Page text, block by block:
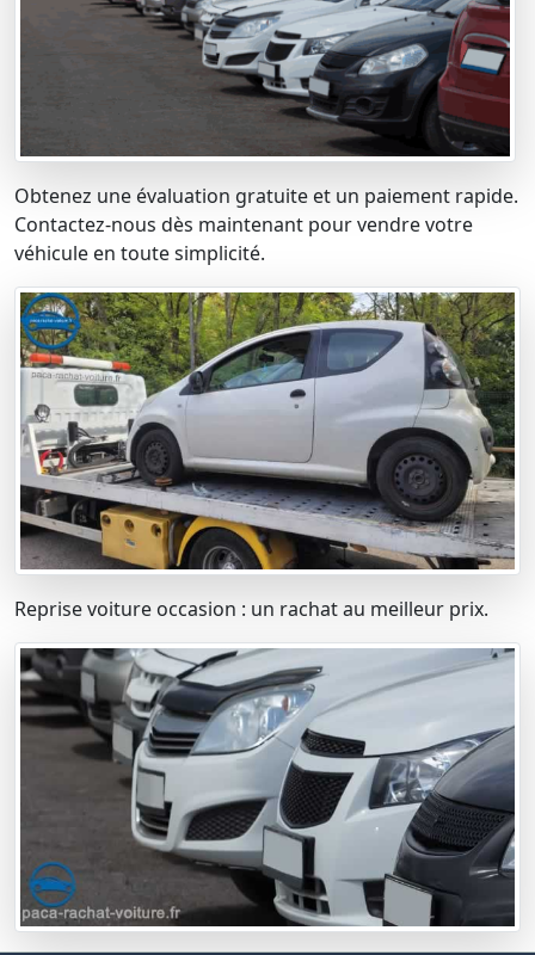
Obtenez une évaluation gratuite et un paiement rapide.
Contactez-nous dès maintenant pour vendre votre
véhicule en toute simplicité.
Reprise voiture occasion : un rachat au meilleur prix.